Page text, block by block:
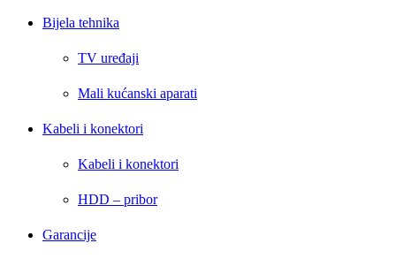
Bijela tehnika
TV uređaji
Mali kućanski aparati
Kabeli i konektori
Kabeli i konektori
HDD – pribor
Garancije